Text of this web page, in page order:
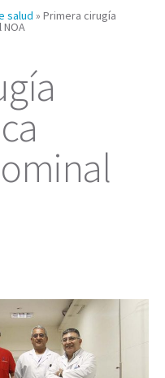
salud » Primera cirugía